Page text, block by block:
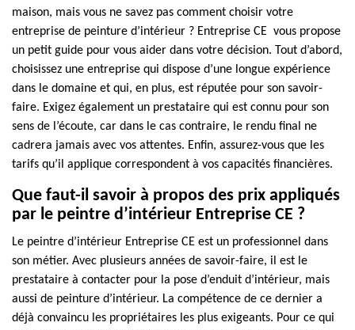
maison, mais vous ne savez pas comment choisir votre
entreprise de peinture d’intérieur ? Entreprise CE vous propose
un petit guide pour vous aider dans votre décision. Tout d’abord,
choisissez une entreprise qui dispose d’une longue expérience
dans le domaine et qui, en plus, est réputée pour son savoir-
faire. Exigez également un prestataire qui est connu pour son
sens de l’écoute, car dans le cas contraire, le rendu final ne
cadrera jamais avec vos attentes. Enfin, assurez-vous que les
tarifs qu’il applique correspondent à vos capacités financières.
Que faut-il savoir à propos des prix appliqués
par le peintre d’intérieur Entreprise CE ?
Le peintre d’intérieur Entreprise CE est un professionnel dans
son métier. Avec plusieurs années de savoir-faire, il est le
prestataire à contacter pour la pose d’enduit d’intérieur, mais
aussi de peinture d’intérieur. La compétence de ce dernier a
déjà convaincu les propriétaires les plus exigeants. Pour ce qui